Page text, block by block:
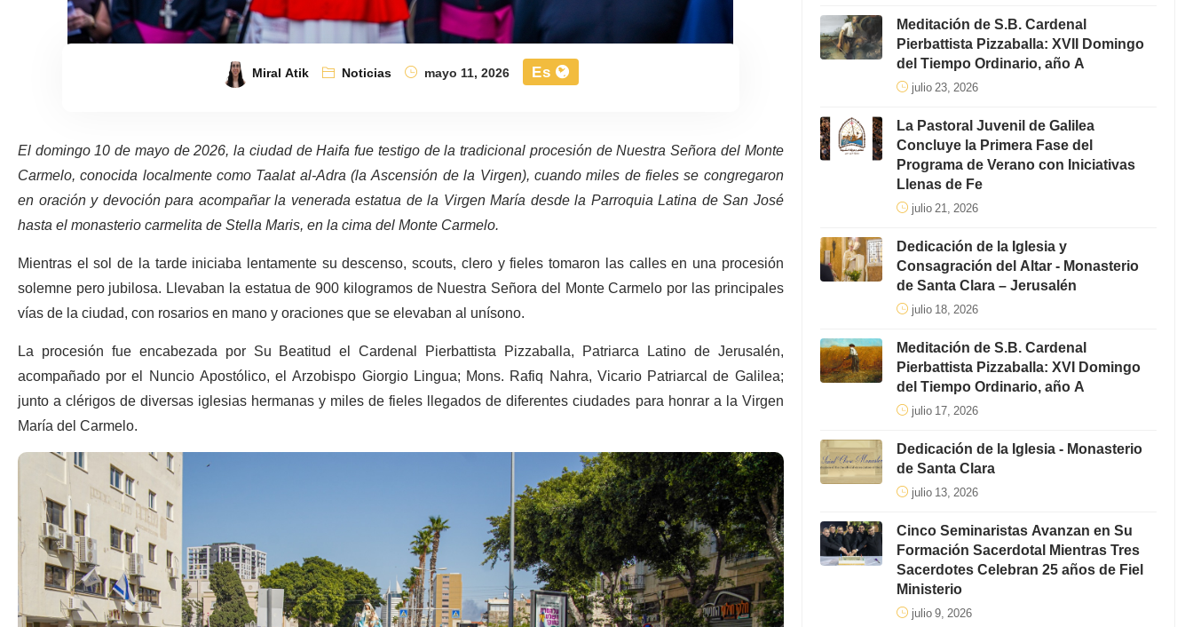
Miral Atik Noticias mayo 11, 2026 Es
El domingo 10 de mayo de 2026, la ciudad de Haifa fue testigo de la tradicional procesión de Nuestra Señora del Monte
Carmelo, conocida localmente como Taalat al-Adra (la Ascensión de la Virgen), cuando miles de fieles se congregaron
en oración y devoción para acompañar la venerada estatua de la Virgen María desde la Parroquia Latina de San José
hasta el monasterio carmelita de Stella Maris, en la cima del Monte Carmelo.
Mientras el sol de la tarde iniciaba lentamente su descenso, scouts, clero y fieles tomaron las calles en una procesión
solemne pero jubilosa. Llevaban la estatua de 900 kilogramos de Nuestra Señora del Monte Carmelo por las principales
vías de la ciudad, con rosarios en mano y oraciones que se elevaban al unísono.
La procesión fue encabezada por Su Beatitud el Cardenal Pierbattista Pizzaballa, Patriarca Latino de Jerusalén,
acompañado por el Nuncio Apostólico, el Arzobispo Giorgio Lingua; Mons. Rafiq Nahra, Vicario Patriarcal de Galilea;
junto a clérigos de diversas iglesias hermanas y miles de fieles llegados de diferentes ciudades para honrar a la Virgen
María del Carmelo.
Meditación de S.B. Cardenal
Pierbattista Pizzaballa: XVII Domingo
del Tiempo Ordinario, año A
julio 23, 2026
La Pastoral Juvenil de Galilea
Concluye la Primera Fase del
Programa de Verano con Iniciativas
Llenas de Fe
julio 21, 2026
Dedicación de la Iglesia y
Consagración del Altar - Monasterio
de Santa Clara – Jerusalén
julio 18, 2026
Meditación de S.B. Cardenal
Pierbattista Pizzaballa: XVI Domingo
del Tiempo Ordinario, año A
julio 17, 2026
Dedicación de la Iglesia - Monasterio
de Santa Clara
julio 13, 2026
Cinco Seminaristas Avanzan en Su
Formación Sacerdotal Mientras Tres
Sacerdotes Celebran 25 años de Fiel
Ministerio
julio 9, 2026